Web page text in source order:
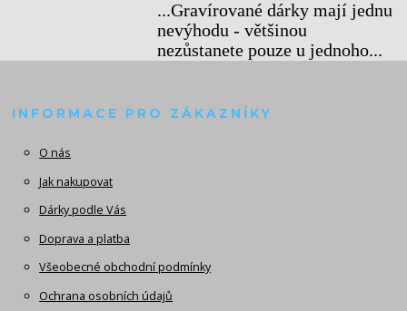
...Gravírované dárky mají jednu
nevýhodu - většinou
nezůstanete pouze u jednoho...
INFORMACE PRO ZÁKAZNÍKY
O nás
Jak nakupovat
Dárky podle Vás
Doprava a platba
Všeobecné obchodní podmínky
Ochrana osobních údajů